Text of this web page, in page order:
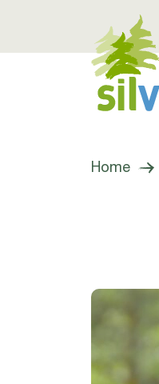
Home